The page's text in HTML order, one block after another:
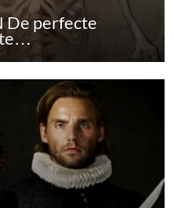
De perfecte